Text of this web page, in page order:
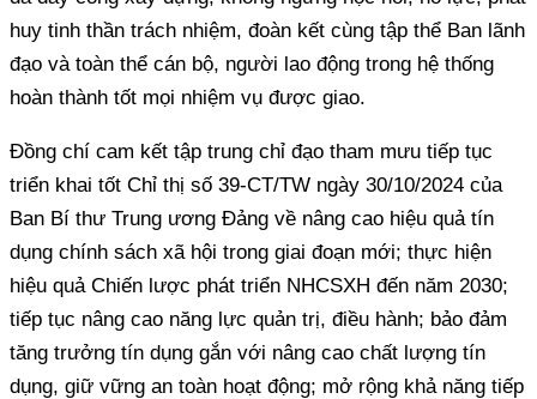
huy tinh thần trách nhiệm, đoàn kết cùng tập thể Ban lãnh
đạo và toàn thể cán bộ, người lao động trong hệ thống
hoàn thành tốt mọi nhiệm vụ được giao.
Đồng chí cam kết tập trung chỉ đạo tham mưu tiếp tục
triển khai tốt Chỉ thị số 39-CT/TW ngày 30/10/2024 của
Ban Bí thư Trung ương Đảng về nâng cao hiệu quả tín
dụng chính sách xã hội trong giai đoạn mới; thực hiện
hiệu quả Chiến lược phát triển NHCSXH đến năm 2030;
tiếp tục nâng cao năng lực quản trị, điều hành; bảo đảm
tăng trưởng tín dụng gắn với nâng cao chất lượng tín
dụng, giữ vững an toàn hoạt động; mở rộng khả năng tiếp